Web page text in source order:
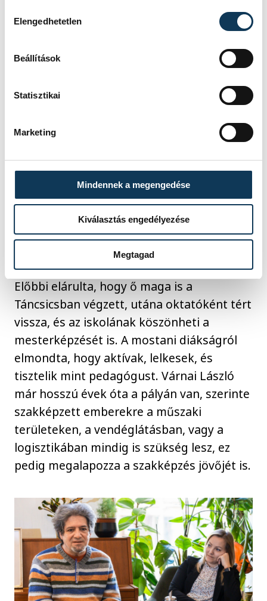
Elengedhetetlen
Beállítások
Statisztikai
Marketing
Mindennek a megengedése
Kiválasztás engedélyezése
Megtagad
Várnai László, a Veszprémi SZC Jendrassik-
Venesz Technikum és az SZC Ipari
mesteroktatója.
Előbbi elárulta, hogy ő maga is a
Táncsicsban végzett, utána oktatóként tért
vissza, és az iskolának köszönheti a
mesterképzését is. A mostani diákságról
elmondta, hogy aktívak, lelkesek, és
tisztelik mint pedagógust. Várnai László
már hosszú évek óta a pályán van, szerinte
szakképzett emberekre a műszaki
területeken, a vendéglátásban, vagy a
logisztikában mindig is szükség lesz, ez
pedig megalapozza a szakképzés jövőjét is.